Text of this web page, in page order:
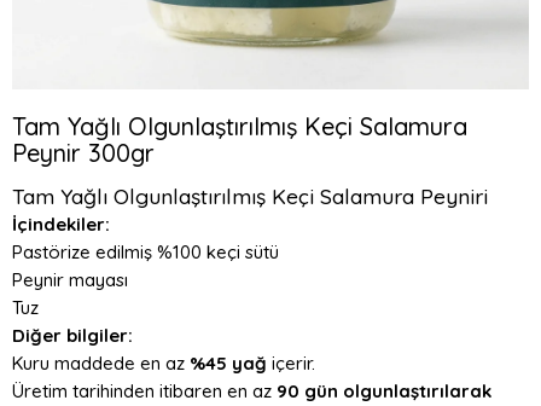
Tam Yağlı Olgunlaştırılmış Keçi Salamura
Peynir 300gr
Tam Yağlı Olgunlaştırılmış Keçi Salamura Peyniri
İçindekiler:
Pastörize edilmiş %100 keçi sütü
Peynir mayası
Tuz
Diğer bilgiler:
Kuru maddede en az %45 yağ içerir.
Üretim tarihinden itibaren en az 90 gün olgunlaştırılarak